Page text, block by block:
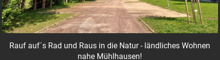
Rauf auf´s Rad und Raus in die Natur - ländliches Wohnen
nahe Mühlhausen!